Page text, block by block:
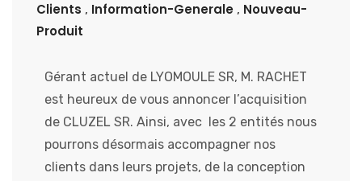
Clients , Information-Generale , Nouveau-
Produit
Gérant actuel de LYOMOULE SR, M. RACHET
est heureux de vous annoncer l’acquisition
de CLUZEL SR. Ainsi, avec les 2 entités nous
pourrons désormais accompagner nos
clients dans leurs projets, de la conception